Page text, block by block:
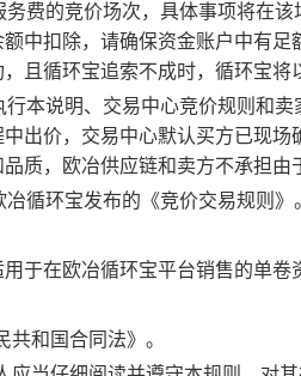
费的竞价场次，具体事项将在
中扣除，请确保资金账户中有
且循环宝追索不成时，循环宝将
本说明、交易中心竞价规则和
出价，交易中心默认买方已现
质，欧冶供应链和卖方不承担由
循环宝发布的《竞价交易规则》
于在欧冶循环宝平台销售的单卷
共和国合同法》。